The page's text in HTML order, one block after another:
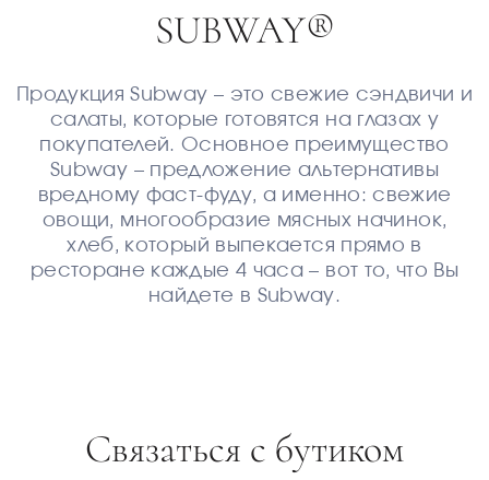
SUBWAY®
Продукция Subway – это свежие сэндвичи и
салаты, которые готовятся на глазах у
покупателей. Основное преимущество
Subway – предложение альтернативы
вредному фаст-фуду, а именно: свежие
овощи, многообразие мясных начинок,
хлеб, который выпекается прямо в
ресторане каждые 4 часа – вот то, что Вы
найдете в Subway.
Связаться с бутиком